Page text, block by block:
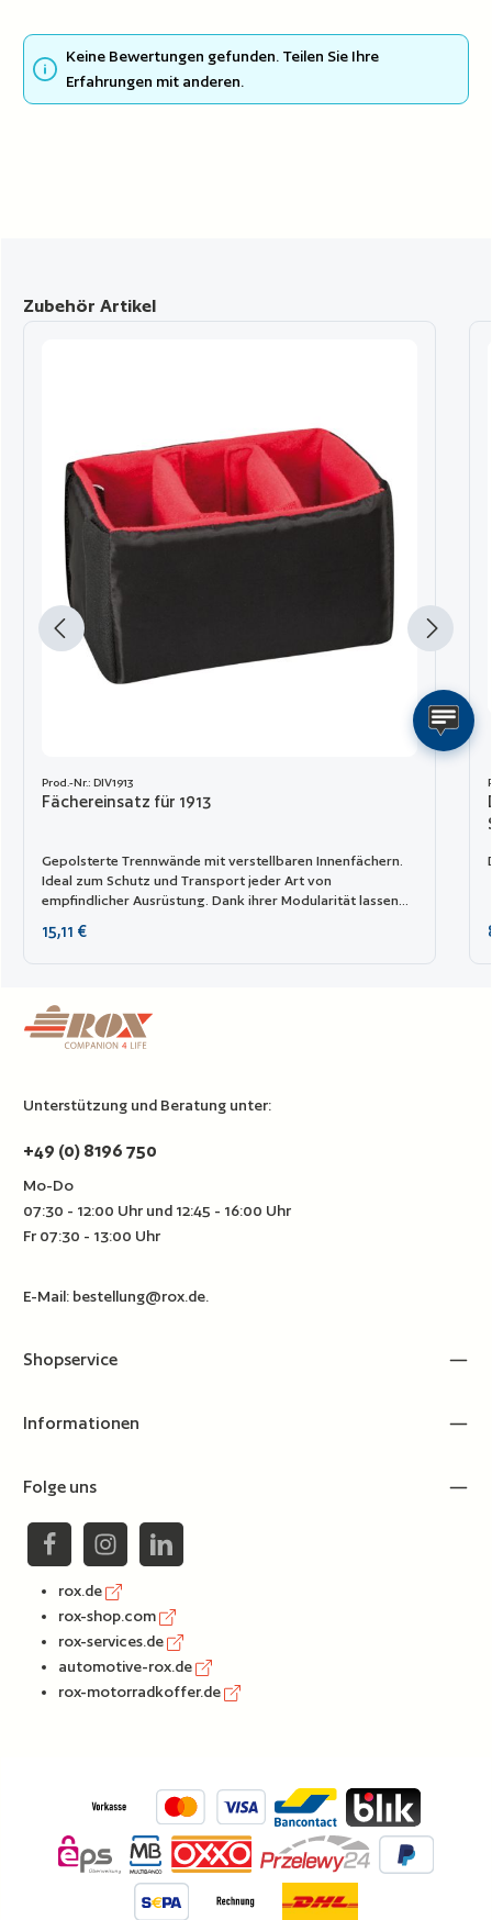
Keine Bewertungen gefunden. Teilen Sie Ihre
Erfahrungen mit anderen.
Produktgalerie überspringen
Zubehör Artikel
Prod.-Nr.: DIV1913
Fächereinsatz für 1913
Gepolsterte Trennwände mit verstellbaren Innenfächern.
Ideal zum Schutz und Transport jeder Art von
empfindlicher Ausrüstung. Dank ihrer Modularität lassen
Regulärer Preis:
15,11 €
Unterstützung und Beratung unter:
+49 (0) 8196 750
Mo-Do
07:30 - 12:00 Uhr und 12:45 - 16:00 Uhr
Fr 07:30 - 13:00 Uhr
E-Mail: bestellung@rox.de.
Shopservice
Informationen
Folge uns
rox.de
rox-shop.com
rox-services.de
automotive-rox.de
rox-motorradkoffer.de